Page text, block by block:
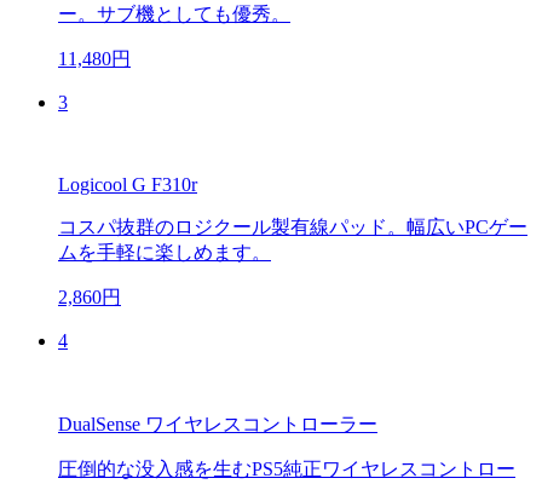
ー。サブ機としても優秀。
11,480円
3
Logicool G F310r
コスパ抜群のロジクール製有線パッド。幅広いPCゲー
ムを手軽に楽しめます。
2,860円
4
DualSense ワイヤレスコントローラー
圧倒的な没入感を生むPS5純正ワイヤレスコントロー